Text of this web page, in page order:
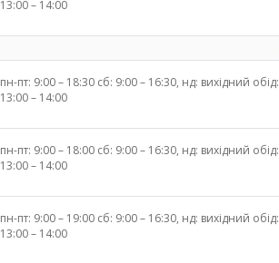
13:00 – 14:00
пн-пт: 9:00 – 18:30 сб: 9:00 – 16:30, нд: вихідний обід:
13:00 – 14:00
пн-пт: 9:00 – 18:00 сб: 9:00 – 16:30, нд: вихідний обід:
13:00 – 14:00
пн-пт: 9:00 – 19:00 сб: 9:00 – 16:30, нд: вихідний обід:
13:00 – 14:00